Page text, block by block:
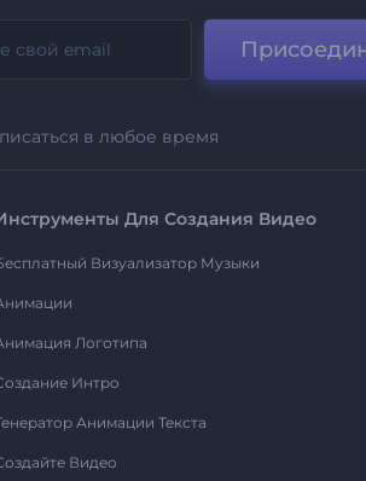
в любое время
Для Создания Видео
Визуализатор Музыки
Логотипа
Интро
Анимации Текста
Видео